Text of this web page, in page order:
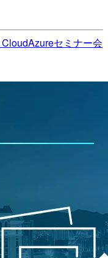
Azureセミナー会